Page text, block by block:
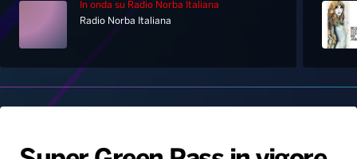
Palinsesto
Notizie
In onda su Radio Norba Italiana
Radio Norba Italiana